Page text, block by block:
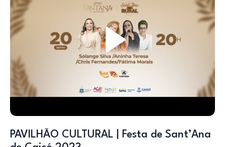
PAVILHÃO CULTURAL | Festa de Sant’Ana